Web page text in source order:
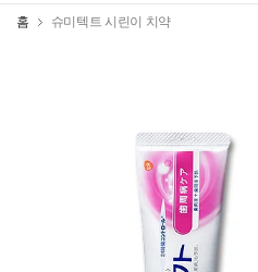
홈 슈미텍트 시린이 치약